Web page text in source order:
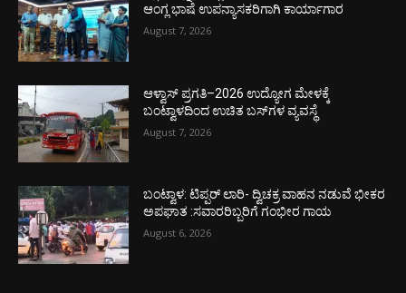
ಆಂಗ್ಲ ಭಾಷೆ ಉಪನ್ಯಾಸಕರಿಗಾಗಿ ಕಾರ್ಯಾಗಾರ
August 7, 2026
ಆಳ್ವಾಸ್ ಪ್ರಗತಿ–2026 ಉದ್ಯೋಗ ಮೇಳಕ್ಕೆ
ಬಂಟ್ವಾಳದಿಂದ ಉಚಿತ ಬಸ್‌ಗಳ ವ್ಯವಸ್ಥೆ
August 7, 2026
ಬಂಟ್ವಾಳ: ಟಿಪ್ಪರ್ ಲಾರಿ- ದ್ವಿಚಕ್ರ ವಾಹನ ನಡುವೆ ಭೀಕರ
ಅಪಘಾತ :ಸವಾರರಿಬ್ಬರಿಗೆ ಗಂಭೀರ ಗಾಯ
August 6, 2026